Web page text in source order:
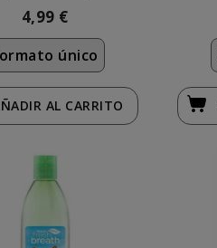
4,99 €
único
AL CARRITO